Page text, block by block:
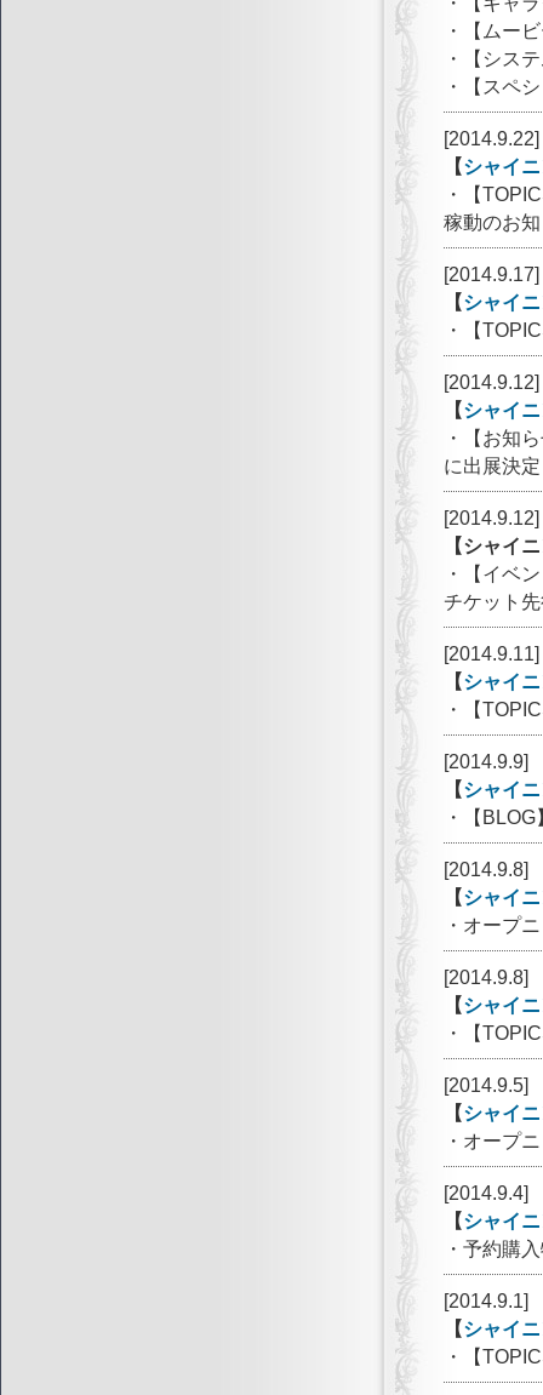
・【ムー
・【シス
・【スペ
[2014.9.22]
【シャイ
・【
稼動のお
[2014.9.17]
【シャイ
・【
[2014.9.12]
【シャイ
・【お知
に出展決
[2014.9.12]
【シャイ
・【イベ
チケット
[2014.9.11]
【シャイ
・【
[2014.9.9]
【シャイ
・【
[2014.9.8]
【シャイ
・オープ
[2014.9.8]
【シャイ
・【
[2014.9.5]
【シャイ
・オープ
[2014.9.4]
【シャイ
・予約購
[2014.9.1]
【シャイ
・【